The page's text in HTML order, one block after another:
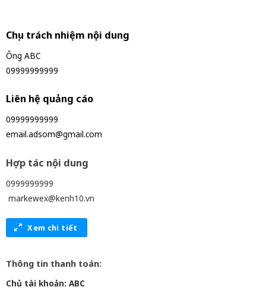
Chịu trách nhiệm nội dung
Ông ABC
09999999999
Liên hệ quảng cáo
09999999999
email.adsom@gmail.com
Hợp tác nội dung
0999999999
markewex@kenh10.vn
Xem chi tiết
Thông tin thanh toán:
Chủ tài khoản: ABC